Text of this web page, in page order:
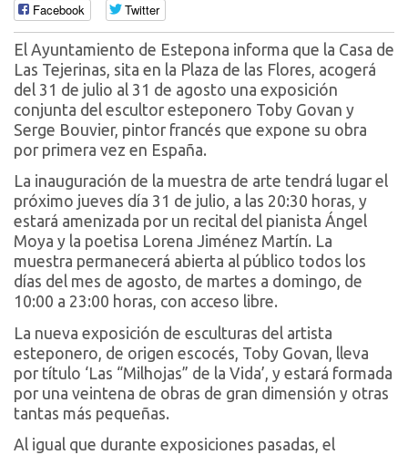
Facebook Twitter
El Ayuntamiento de Estepona informa que la Casa de
Las Tejerinas, sita en la Plaza de las Flores, acogerá
del 31 de julio al 31 de agosto una exposición
conjunta del escultor esteponero Toby Govan y
Serge Bouvier, pintor francés que expone su obra
por primera vez en España.
La inauguración de la muestra de arte tendrá lugar el
próximo jueves día 31 de julio, a las 20:30 horas, y
estará amenizada por un recital del pianista Ángel
Moya y la poetisa Lorena Jiménez Martín. La
muestra permanecerá abierta al público todos los
días del mes de agosto, de martes a domingo, de
10:00 a 23:00 horas, con acceso libre.
La nueva exposición de esculturas del artista
esteponero, de origen escocés, Toby Govan, lleva
por título ‘Las “Milhojas” de la Vida’, y estará formada
por una veintena de obras de gran dimensión y otras
tantas más pequeñas.
Al igual que durante exposiciones pasadas, el